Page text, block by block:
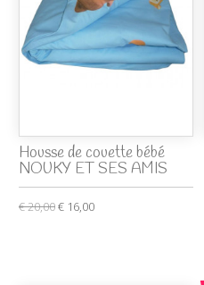
Housse de couette bébé
NOUKY ET SES AMIS
€ 20,00€ 16,00